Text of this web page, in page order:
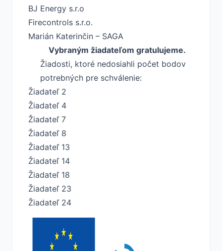
BJ Energy s.r.o
Firecontrols s.r.o.
Marián Katerinčin – SAGA
Vybraným žiadateľom gratulujeme.
Žiadosti, ktoré nedosiahli počet bodov
potrebných pre schválenie:
Žiadateľ 2
Žiadateľ 4
Žiadateľ 7
Žiadateľ 8
Žiadateľ 13
Žiadateľ 14
Žiadateľ 18
Žiadateľ 23
Žiadateľ 24